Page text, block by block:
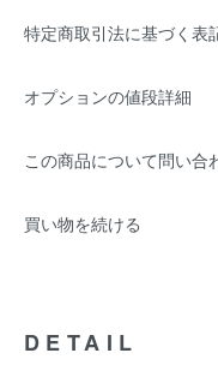
特定商取引法に基づく表
オプションの値段詳細
この商品について問い合
買い物を続ける
DETAIL